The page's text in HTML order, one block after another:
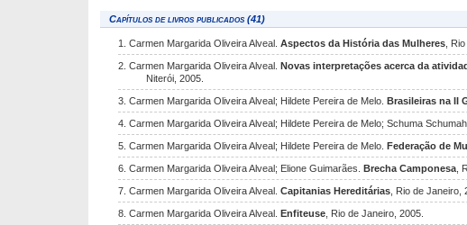
Capítulos de livros publicados (41)
1. Carmen Margarida Oliveira Alveal. Aspectos da História das Mulheres ,
2. Carmen Margarida Oliveira Alveal. Novas interpretações acerca da
Niterói, 2005.
3. Carmen Margarida Oliveira Alveal; Hildete Pereira de Melo. Brasileiras na II
4. Carmen Margarida Oliveira Alveal; Hildete Pereira de Melo; Schuma
5. Carmen Margarida Oliveira Alveal; Hildete Pereira de Melo. Federação de
6. Carmen Margarida Oliveira Alveal; Elione Guimarães. Brecha Camponesa ,
7. Carmen Margarida Oliveira Alveal. Capitanias Hereditárias , Rio de Janeiro,
8. Carmen Margarida Oliveira Alveal. Enfiteuse , Rio de Janeiro, 2005.